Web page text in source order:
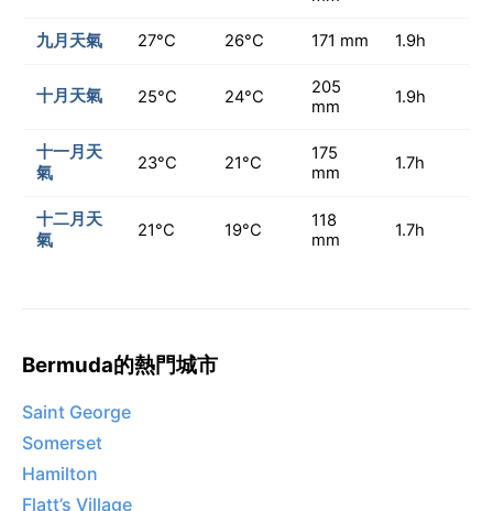
九月天氣 27°C 26°C 171 mm 1.9h
十月天氣 25°C 24°C
205
mm
1.9h
十一月天
氣
23°C 21°C
175
mm
1.7h
十二月天
氣
21°C 19°C
118
mm
1.7h
Bermuda的熱門城市
Saint George
Somerset
Hamilton
Flatt’s Village